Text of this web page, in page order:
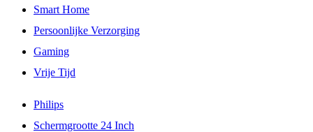
Smart Home
Persoonlijke Verzorging
Gaming
Vrije Tijd
Philips
Schermgrootte 24 Inch